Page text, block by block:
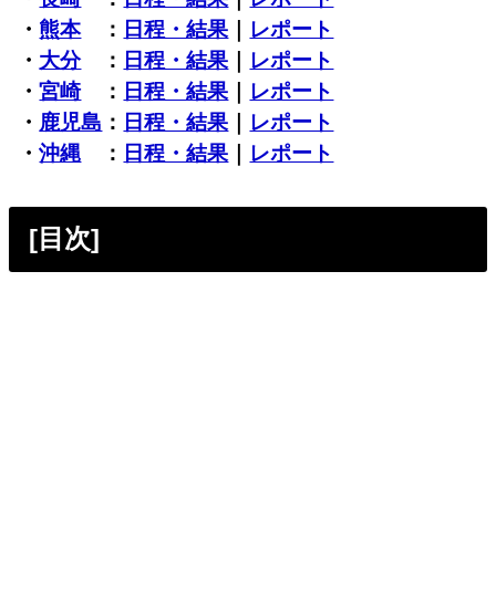
・ 熊本： 日程・結果
レポート
・ 大分： 日程・結果
レポート
・宮崎： 日程・結果
レポート
・ 鹿児島 ： 日程・結果
レポート
・沖縄 ： 日程・結果 レポート
[目次]